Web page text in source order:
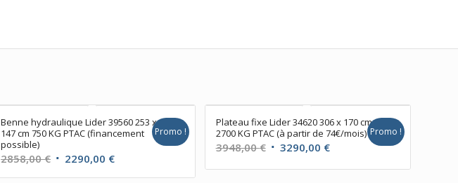
Benne hydraulique Lider 39560 253 x
147 cm 750 KG PTAC (financement
possible)
2858,00€ Le
prix
2290,00 €Le
prix
Promo !
Plateau fixe Lider 34620 306 x 170 cm
2700 KG PTAC (à partir de 74€/mois)
3948,00€ Le 3290,00 €Le
Promo !